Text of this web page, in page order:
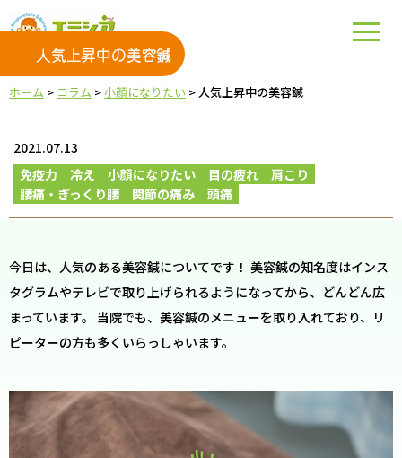
人気上昇中の美容鍼
ホーム > コラム >小顔になりたい >人気上昇中の美容鍼
2021.07.13
免疫力
冷え 小顔になりたい 目の疲れ
肩こり
腰痛・ぎっくり腰
関節の痛み 頭痛
今日は、人気のある美容鍼についてです！ 美容鍼の知名度はインス
タグラムやテレビで取り上げられるようになってから、どんどん広
まっています。 当院でも、美容鍼のメニューを取り入れており、リ
ピーターの方も多くいらっしゃいます。